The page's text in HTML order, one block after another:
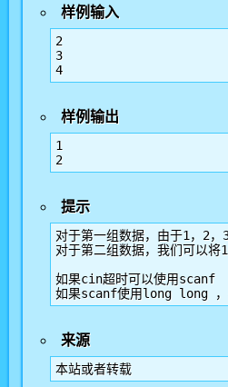
样例输入
2
3
样例输出
1
提示
对于第一组数据，由于1，2
对于第二组数据，我们可以
如果cin超时可以使用scanf
来源
本站或者转载